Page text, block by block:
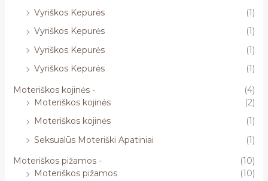
Vyriškos Kepurės
(1)
Vyriškos Kepurės
(1)
Vyriškos Kepurės
(1)
Vyriškos Kepurės
(1)
Moteriškos kojinės -
(4)
Moteriškos kojinės
(2)
Moteriškos kojinės
(1)
Seksualūs Moteriški Apatiniai
(1)
Moteriškos pižamos -
(10)
Moteriškos pižamos
(10)